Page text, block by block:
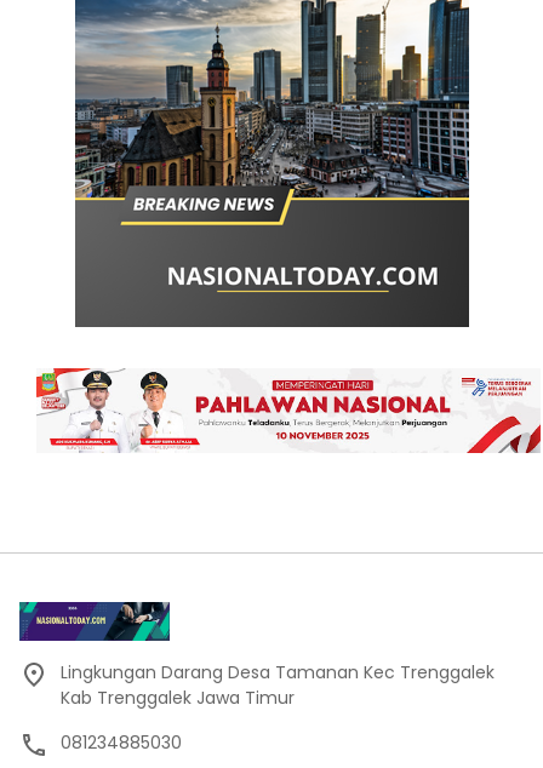
Lingkungan Darang Desa Tamanan Kec Trenggalek
Kab Trenggalek Jawa Timur
081234885030